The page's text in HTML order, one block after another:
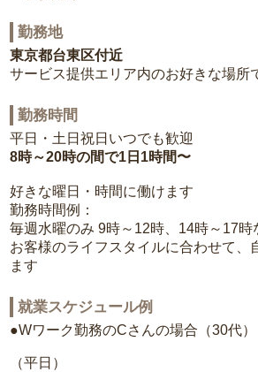
勤務地
東京都台東区付近
サービス提供エリア内のお好きな場所
勤務時間
平日・土日祝日いつでも歓迎
8時～20時の間で1日1時間〜
好きな曜日・時間に働けます
勤務時間例：
毎週水曜のみ 9時～12時、14時～17時
お客様のライフスタイルに合わせて、
ます
就業スケジュール例
●Wワーク勤務のCさんの場合（30代）
（平日）